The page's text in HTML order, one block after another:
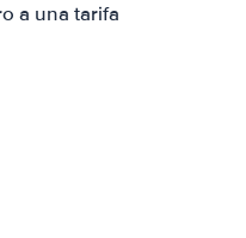
a una tarifa